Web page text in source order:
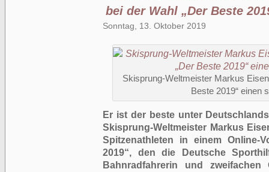
bei der Wahl „Der Beste
Sonntag, 13. Oktober 2019
Skisprung-Weltmeister Markus
Beste 2019“ einen
Er ist der beste unter
Skisprung-Weltmeister Markus
Spitzenathleten in einem Online-
2019“, den die Deutsche
Bahnradfahrerin und zweifachen